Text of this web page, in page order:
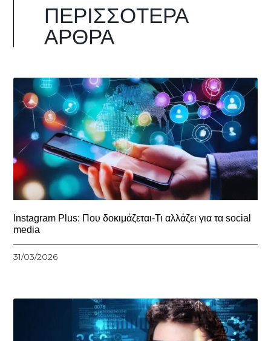
ΠΕΡΙΣΣΌΤΕΡΑ
ΆΡΘΡΑ
Instagram Plus: Που δοκιμάζεται-Τι αλλάζει για τα social
media
31/03/2026